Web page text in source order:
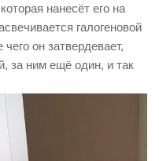
нанесёт его на
галогеновой
он затвердевает,
за ним ещё один, и так